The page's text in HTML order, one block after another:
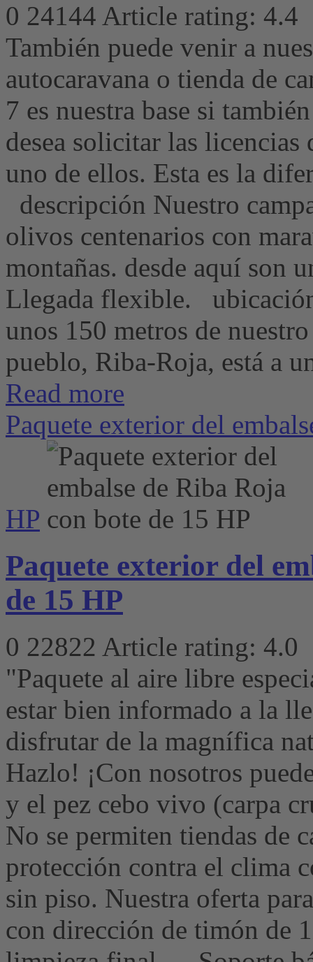
0 24144 Article rating: 4.4
También puede venir a
autocaravana o tienda de
7 es nuestra base si
desea solicitar las licencias
uno de ellos. Esta es la
descripción Nuestro
olivos centenarios con
montañas. desde aquí son
Llegada flexible.
unos 150 metros de
pueblo, Riba-Roja, está a
Read more
Paquete exterior del
HP
Paquete exterior del
de 15 HP
0 22822 Article rating: 4.0
"Paquete al aire libre
estar bien informado a la
disfrutar de la magnífica
Hazlo! ¡Con nosotros
y el pez cebo vivo (carpa
No se permiten tiendas de
protección contra el clima
sin piso. Nuestra oferta
con dirección de timón de